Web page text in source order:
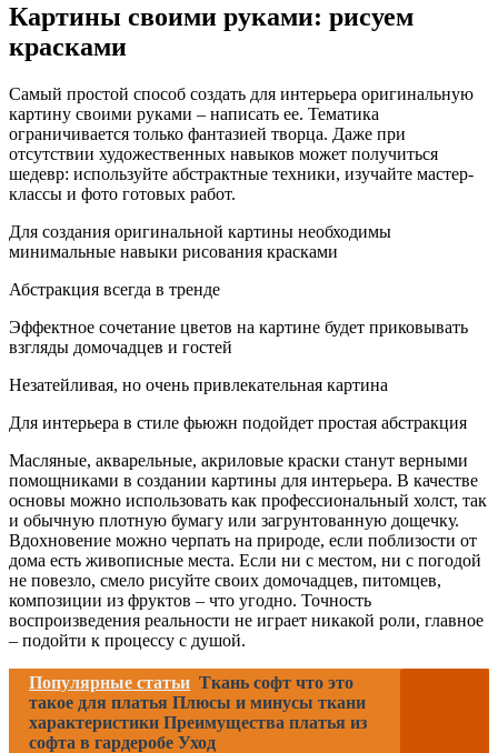
Картины своими руками: рисуем
красками
Самый простой способ создать для интерьера оригинальную
картину своими руками – написать ее. Тематика
ограничивается только фантазией творца. Даже при
отсутствии художественных навыков может получиться
шедевр: используйте абстрактные техники, изучайте мастер-
классы и фото готовых работ.
Для создания оригинальной картины необходимы
минимальные навыки рисования красками
Абстракция всегда в тренде
Эффектное сочетание цветов на картине будет приковывать
взгляды домочадцев и гостей
Незатейливая, но очень привлекательная картина
Для интерьера в стиле фьюжн подойдет простая абстракция
Масляные, акварельные, акриловые краски станут верными
помощниками в создании картины для интерьера. В качестве
основы можно использовать как профессиональный холст, так
и обычную плотную бумагу или загрунтованную дощечку.
Вдохновение можно черпать на природе, если поблизости от
дома есть живописные места. Если ни с местом, ни с погодой
не повезло, смело рисуйте своих домочадцев, питомцев,
композиции из фруктов – что угодно. Точность
воспроизведения реальности не играет никакой роли, главное
– подойти к процессу с душой.
Популярные статьи Ткань софт что это
такое для платья Плюсы и минусы ткани
характеристики Преимущества платья из
софта в гардеробе Уход